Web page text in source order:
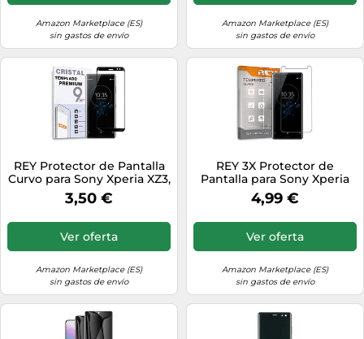
Amazon Marketplace (ES)
sin gastos de envío
Amazon Marketplace (ES)
sin gastos de envío
REY Protector de Pantalla
Curvo para Sony Xperia XZ3,
Negro, Cristal Vidrio
Templado Premium, 3D /
3,50 €
Ver oferta
Amazon Marketplace (ES)
sin gastos de envío
REY 3X Protector de
Pantalla para Sony Xperia
XZ3, Cristal Vidrio Templado
Premium (El Paquete
4,99 €
Ver oferta
Amazon Marketplace (ES)
sin gastos de envío